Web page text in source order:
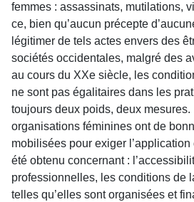
femmes : assassinats, mutilations,
ce, bien qu’aucun précepte
légitimer de tels actes envers des
sociétés occidentales, malgré des
au cours du XXe siècle, les
ne sont pas égalitaires dans les
toujours deux poids, deux mesures.
organisations féminines ont de
mobilisées pour exiger
été obtenu concernant :
professionnelles, les conditions de
telles qu’elles sont organisées et